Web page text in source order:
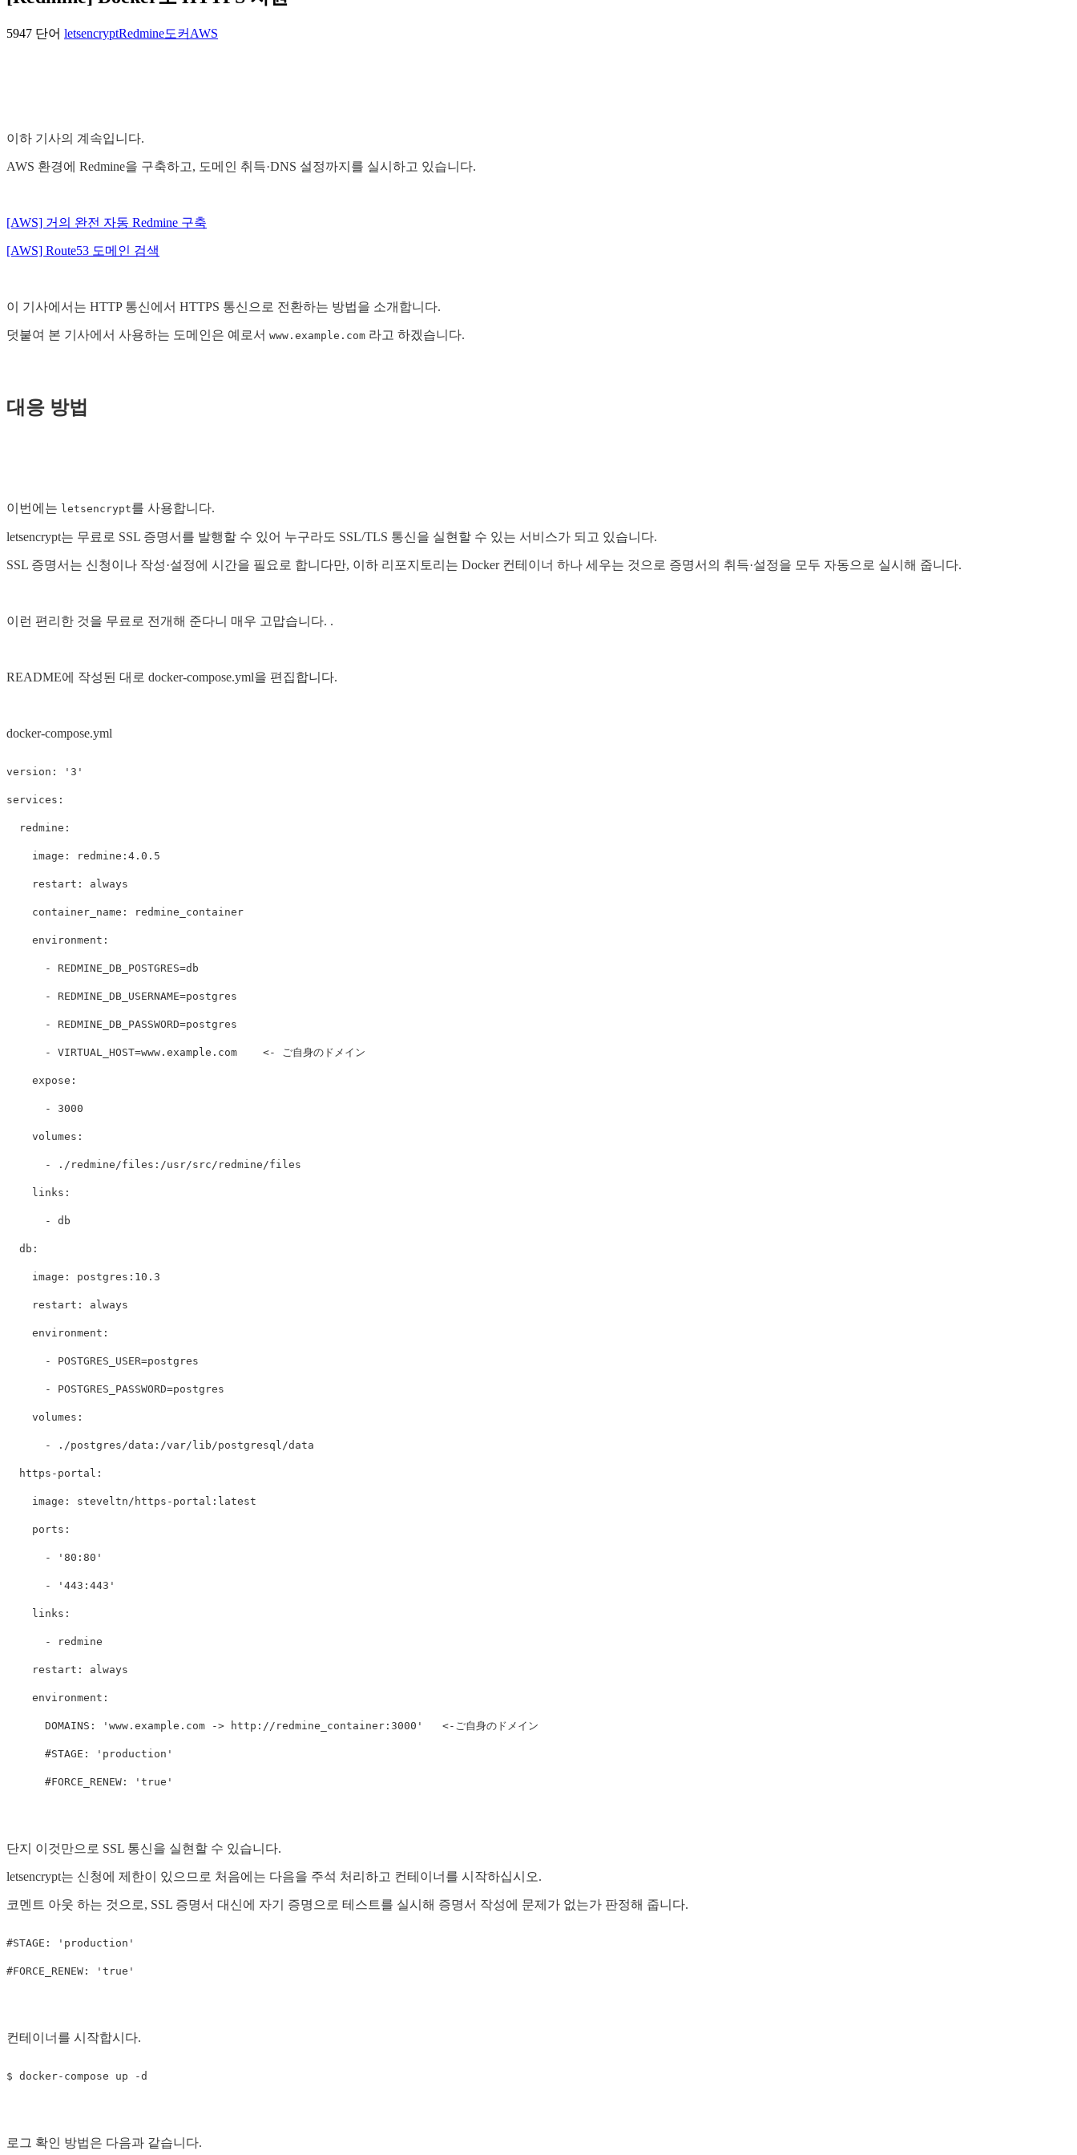
5947 단어 letsencryptRedmine도커 AWS
이하 기사의 계속입니다.
AWS 환경에 Redmine을 구축하고, 도메인 취득·DNS 설정까지를 실시하고 있습니다.
[AWS] 거의 완전 자동 Redmine 구축
[AWS] Route53 도메인 검색
이 기사에서는 HTTP 통신에서 HTTPS 통신으로 전환하는 방법을 소개합니다.
덧붙여 본 기사에서 사용하는 도메인은 예로서 www.example.com 라고 하겠습니다.
대응 방법
이번에는 letsencrypt를 사용합니다.
letsencrypt는 무료로 SSL 증명서를 발행할 수 있어 누구라도 SSL/TLS 통신을 실현할 수 있는 서비스가 되고 있습니다.
SSL 증명서는 신청이나 작성·설정에 시간을 필요로 합니다만, 이하 리포지토리는 Docker 컨테이너 하나 세우는 것으로 증명서의 취득·설정을 모두 자동으로 실시해 줍니다.
이런 편리한 것을 무료로 전개해 준다니 매우 고맙습니다. .
README에 작성된 대로 docker-compose.yml을 편집합니다.
docker-compose.yml
version : ' 3'
services :
redmine :
image : redmine:4.0.5
restart : always
container_name : redmine_container
environment :
- REDMINE_DB_POSTGRES=db
- REDMINE_DB_USERNAME=postgres
- REDMINE_DB_PASSWORD=postgres
- VIRTUAL_HOST=www.example.com    <- ご自身のドメイン
expose :
- 3000
volumes :
- ./redmine/files:/usr/src/redmine/files
links :
- db
db :
image : postgres:10.3
restart : always
environment :
- POSTGRES_USER=postgres
- POSTGRES_PASSWORD=postgres
volumes :
- ./postgres/data:/var/lib/postgresql/data
https-portal :
image : steveltn/https-portal:latest
ports :
- ' 80:80'
- ' 443:443'
links :
- redmine
restart : always
environment :
DOMAINS : ' www.example.com -> http://redmine_container:3000' <-ご自身のドメイン
#STAGE: 'production'
#FORCE_RENEW: 'true'
단지 이것만으로 SSL 통신을 실현할 수 있습니다.
letsencrypt는 신청에 제한이 있으므로 처음에는 다음을 주석 처리하고 컨테이너를 시작하십시오.
코멘트 아웃 하는 것으로, SSL 증명서 대신에 자기 증명으로 테스트를 실시해 증명서 작성에 문제가 없는가 판정해 줍니다.
#STAGE: 'production'
컨테이너를 시작합시다.
로그 확인 방법은 다음과 같습니다.